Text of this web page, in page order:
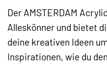
Der AMSTERDAM
Alleskönner und bietet
deine kreativen Ideen
Inspirationen, wie du